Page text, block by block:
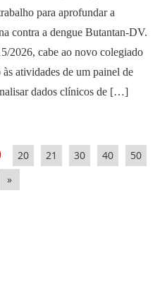
para aprofundar a
contra a dengue Butantan-DV.
2026, cabe ao novo colegiado
atividades de um painel de
dados clínicos de […]
20 21 30 40
50
»